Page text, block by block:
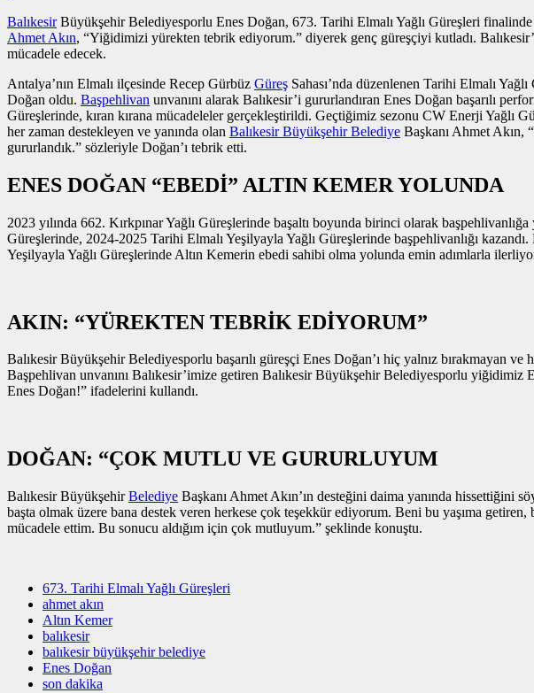
BalıkesirBüyükşehir Belediyesporlu Enes Doğan, 673. Tarihi Elmalı Yağlı Güreşleri
Ahmet Akın, “Yiğidimizi yürekten tebrik ediyorum.” diyerek genç güreşçiyi kutladı.
mücadele edecek.
Antalya’nın Elmalı ilçesinde Recep Gürbüz Güreş Sahası’nda düzenlenen Tarihi Elmalı
Doğan oldu. Başpehlivan unvanını alarak Balıkesir’i gururlandıran Enes Doğan başarılı
Güreşlerinde, kıran kırana mücadeleler gerçekleştirildi. Geçtiğimiz sezonu CW Enerji Yağlı
her zaman destekleyen ve yanında olan Balıkesir Büyükşehir Belediye Başkanı Ahmet Akın,
gururlandık.” sözleriyle Doğan’ı tebrik etti.
ENES DOĞAN “EBEDİ” ALTIN KEMER YOLUNDA
2023 yılında 662. Kırkpınar Yağlı Güreşlerinde başaltı boyunda birinci olarak
Güreşlerinde, 2024-2025 Tarihi Elmalı Yeşilyayla Yağlı Güreşlerinde başpehlivanlığı
Yeşilyayla Yağlı Güreşlerinde Altın Kemerin ebedi sahibi olma yolunda emin adımlarla
AKIN: “YÜREKTEN TEBRİK EDİYORUM”
Balıkesir Büyükşehir Belediyesporlu başarılı güreşçi Enes Doğan’ı hiç yalnız bırakmayan
Başpehlivan unvanını Balıkesir’imize getiren Balıkesir Büyükşehir Belediyesporlu
Enes Doğan!” ifadelerini kullandı.
DOĞAN: “ÇOK MUTLU VE GURURLUYUM
Balıkesir BüyükşehirBelediye Başkanı Ahmet Akın’ın desteğini daima yanında hissettiğini
başta olmak üzere bana destek veren herkese çok teşekkür ediyorum. Beni bu yaşıma
mücadele ettim. Bu sonucu aldığım için çok mutluyum.” şeklinde konuştu.
673. Tarihi Elmalı Yağlı Güreşleri
ahmet akın
Altın Kemer
balıkesir
balıkesir büyükşehir belediye
Enes Doğan
son dakika